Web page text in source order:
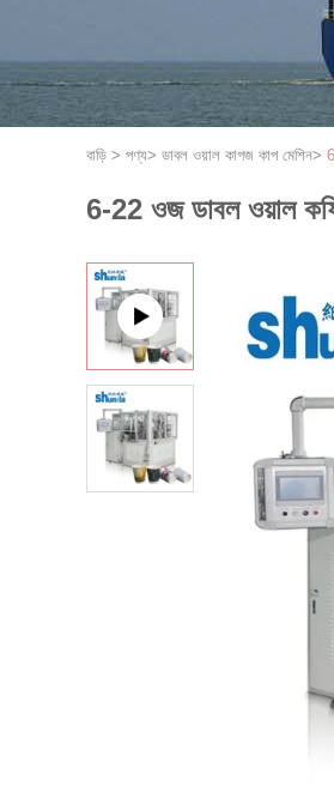
বাড়ি > পণ্য> ডাবল ওয়াল কাগজ কাপ মেশিন>
6-22 ওজ ডাবল ওয়াল কফি